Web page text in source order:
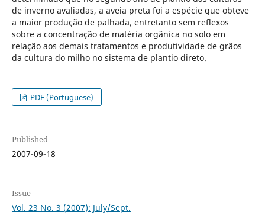
de inverno avaliadas, a aveia preta foi a espécie que obteve
a maior produção de palhada, entretanto sem reflexos
sobre a concentração de matéria orgânica no solo em
relação aos demais tratamentos e produtividade de grãos
da cultura do milho no sistema de plantio direto.
PDF (Portuguese)
Published
2007-09-18
Issue
Vol. 23 No. 3 (2007): July/Sept.